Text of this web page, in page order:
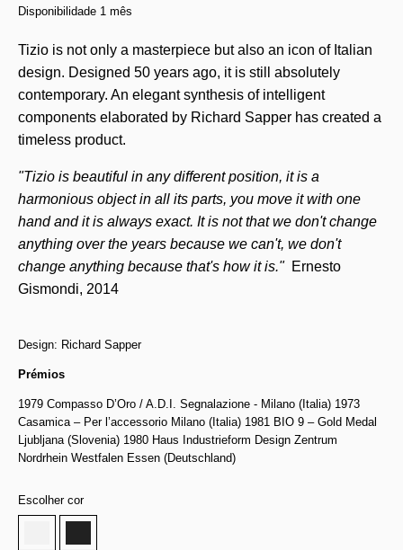
Disponibilidade 1 mês
Tizio is not only a masterpiece but also an icon of Italian
design. Designed 50 years ago, it is still absolutely
contemporary. An elegant synthesis of intelligent
components elaborated by Richard Sapper has created a
timeless product.
"Tizio is beautiful in any different position, it is a
harmonious object in all its parts, you move it with one
hand and it is always exact. It is not that we don't change
anything over the years because we can't, we don't
change anything because that's how it is."Ernesto
Gismondi, 2014
Design: Richard Sapper
Prémios
1979 Compasso D’Oro / A.D.I. Segnalazione - Milano (Italia) 1973
Casamica – Per l’accessorio Milano (Italia) 1981 BIO 9 – Gold Medal
Ljubljana (Slovenia) 1980 Haus Industrieform Design Zentrum
Nordrhein Westfalen Essen (Deutschland)
Escolher cor